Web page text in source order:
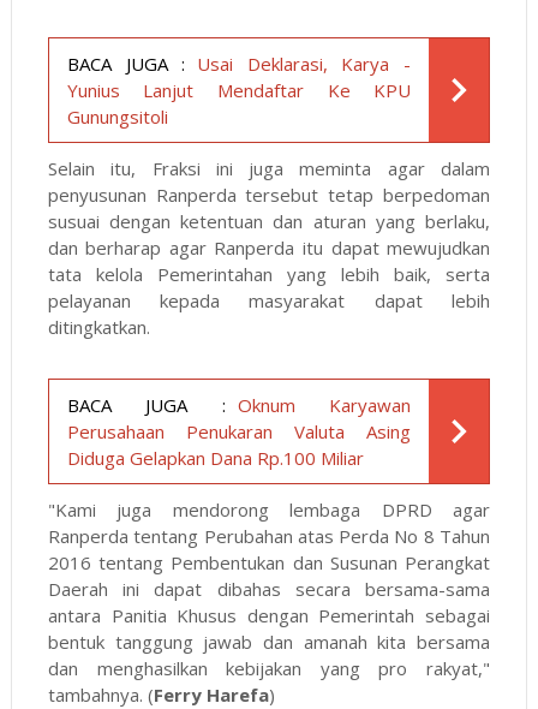
BACA JUGA : Usai Deklarasi, Karya -
Yunius Lanjut Mendaftar Ke KPU
Gunungsitoli
Selain itu, Fraksi ini juga meminta agar dalam
penyusunan Ranperda tersebut tetap berpedoman
susuai dengan ketentuan dan aturan yang berlaku,
dan berharap agar Ranperda itu dapat mewujudkan
tata kelola Pemerintahan yang lebih baik, serta
pelayanan kepada masyarakat dapat lebih
ditingkatkan.
BACA JUGA : Oknum Karyawan
Perusahaan Penukaran Valuta Asing
Diduga Gelapkan Dana Rp.100 Miliar
"Kami juga mendorong lembaga DPRD agar
Ranperda tentang Perubahan atas Perda No 8 Tahun
2016 tentang Pembentukan dan Susunan Perangkat
Daerah ini dapat dibahas secara bersama-sama
antara Panitia Khusus dengan Pemerintah sebagai
bentuk tanggung jawab dan amanah kita bersama
dan menghasilkan kebijakan yang pro rakyat,"
tambahnya. (Ferry Harefa)